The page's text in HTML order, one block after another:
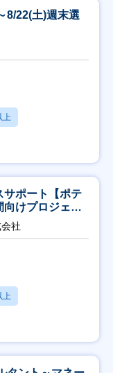
8/22(土)週末選
上
サポート【ポテ
向けプロジェク
社
上